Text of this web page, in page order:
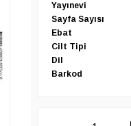
Yayınevi
Sayfa Sayısı
Ebat
Cilt Tipi
Dil
Barkod